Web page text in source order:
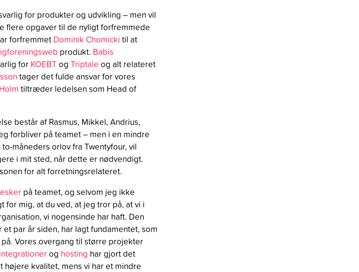
for produkter og udvikling – men vil
flere opgaver til de nyligt forfremmede
forfremmet Dominik Chomicki til at
produkt. Babis
for KOEBT og Triptale og alt relateret
tager det fulde ansvar for vores
tiltræder ledelsen som Head of
består af Rasmus, Mikkel, Andrius,
forbliver på teamet – men i en mindre
måneders orlov fra Twentyfour, vil
i mit sted, når dette er nødvendigt.
for alt forretningsrelateret.
på teamet, og selvom jeg ikke
mig, at du ved, at jeg tror på, at vi i
vi nogensinde har haft. Den
par år siden, har lagt fundamentet, som
Vores overgang til større projekter
integrationerog hosting har gjort det
kvalitet, mens vi har et mindre